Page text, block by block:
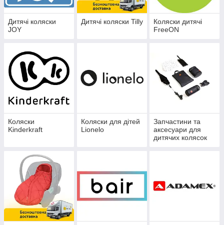
Дитячі коляски
JOY
Дитячі коляски Tilly
Коляски дитячі
FreeON
Коляски
Kinderkraft
Коляски для дітей
Lionelo
Запчастини та
аксесуари для
дитячих колясок